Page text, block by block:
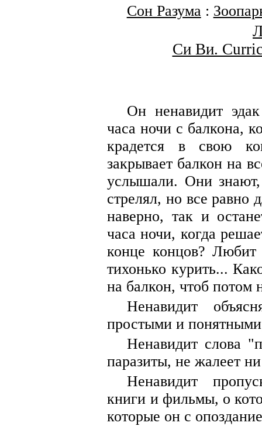
Сон Разума:
Си Ви.
Он ненавидит
часа ночи с балкона,
крадется в свою
закрывает балкон на
услышали. Они
стрелял, но все
наверно, так и
часа ночи, когда
конце концов? Любит
тихонько курить...
на балкон, чтоб потом
Ненавидит
простыми и
Ненавидит слова
паразиты, не жалеет
Ненавидит
книги и фильмы, о
которые он с